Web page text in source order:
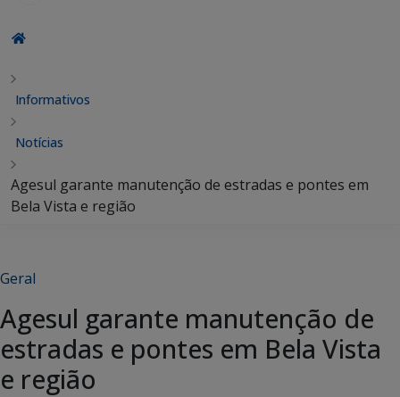
Informativos
Notícias
Agesul garante manutenção de estradas e pontes em
Bela Vista e região
Geral
Agesul garante manutenção de
estradas e pontes em Bela Vista
e região